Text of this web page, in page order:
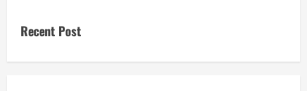
Recent Post